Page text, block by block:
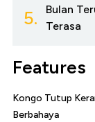
5.
Bulan
Terasa
Features
Kongo Tutup
Berbahaya